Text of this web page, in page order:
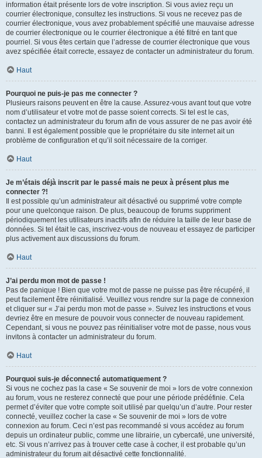
information était présente lors de votre inscription. Si vous aviez reçu un
courrier électronique, consultez les instructions. Si vous ne recevez pas de
courrier électronique, vous avez probablement spécifié une mauvaise adresse
de courrier électronique ou le courrier électronique a été filtré en tant que
pourriel. Si vous êtes certain que l’adresse de courrier électronique que vous
avez spécifiée était correcte, essayez de contacter un administrateur du forum.
Haut
Pourquoi ne puis-je pas me connecter ?
Plusieurs raisons peuvent en être la cause. Assurez-vous avant tout que votre
nom d’utilisateur et votre mot de passe soient corrects. Si tel est le cas,
contactez un administrateur du forum afin de vous assurer de ne pas avoir été
banni. Il est également possible que le propriétaire du site internet ait un
problème de configuration et qu’il soit nécessaire de la corriger.
Haut
Je m’étais déjà inscrit par le passé mais ne peux à présent plus me
connecter ?!
Il est possible qu’un administrateur ait désactivé ou supprimé votre compte
pour une quelconque raison. De plus, beaucoup de forums suppriment
périodiquement les utilisateurs inactifs afin de réduire la taille de leur base de
données. Si tel était le cas, inscrivez-vous de nouveau et essayez de participer
plus activement aux discussions du forum.
Haut
J’ai perdu mon mot de passe !
Pas de panique ! Bien que votre mot de passe ne puisse pas être récupéré, il
peut facilement être réinitialisé. Veuillez vous rendre sur la page de connexion
et cliquer sur « J’ai perdu mon mot de passe ». Suivez les instructions et vous
devriez être en mesure de pouvoir vous connecter de nouveau rapidement.
Cependant, si vous ne pouvez pas réinitialiser votre mot de passe, nous vous
invitons à contacter un administrateur du forum.
Haut
Pourquoi suis-je déconnecté automatiquement ?
Si vous ne cochez pas la case « Se souvenir de moi » lors de votre connexion
au forum, vous ne resterez connecté que pour une période prédéfinie. Cela
permet d’éviter que votre compte soit utilisé par quelqu’un d’autre. Pour rester
connecté, veuillez cocher la case « Se souvenir de moi » lors de votre
connexion au forum. Ceci n’est pas recommandé si vous accédez au forum
depuis un ordinateur public, comme une librairie, un cybercafé, une université,
etc. Si vous n’arrivez pas à trouver cette case à cocher, il est probable qu’un
administrateur du forum ait désactivé cette fonctionnalité.